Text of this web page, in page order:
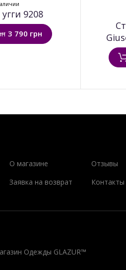
9208
3 790 грн
О магазине
Отзывы
Заявка на возврат Контакты
Одежды GLAZUR™